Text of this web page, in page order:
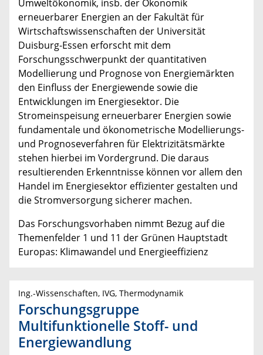
Umweltökonomik, insb. der Ökonomik
erneuerbarer Energien an der Fakultät für
Wirtschaftswissenschaften der Universität
Duisburg-Essen erforscht mit dem
Forschungsschwerpunkt der quantitativen
Modellierung und Prognose von Energiemärkten
den Einfluss der Energiewende sowie die
Entwicklungen im Energiesektor. Die
Stromeinspeisung erneuerbarer Energien sowie
fundamentale und ökonometrische Modellierungs-
und Prognoseverfahren für Elektrizitätsmärkte
stehen hierbei im Vordergrund. Die daraus
resultierenden Erkenntnisse können vor allem den
Handel im Energiesektor effizienter gestalten und
die Stromversorgung sicherer machen.
Das Forschungsvorhaben nimmt Bezug auf die
Themenfelder 1 und 11 der Grünen Hauptstadt
Europas: Klimawandel und Energieeffizienz
Ing.-Wissenschaften, IVG, Thermodynamik
Forschungsgruppe
Multifunktionelle Stoff- und
Energiewandlung